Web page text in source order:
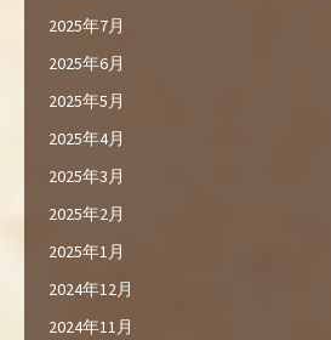
2025年7月
2025年6月
2025年5月
2025年4月
2025年3月
2025年2月
2025年1月
2024年12月
2024年11月